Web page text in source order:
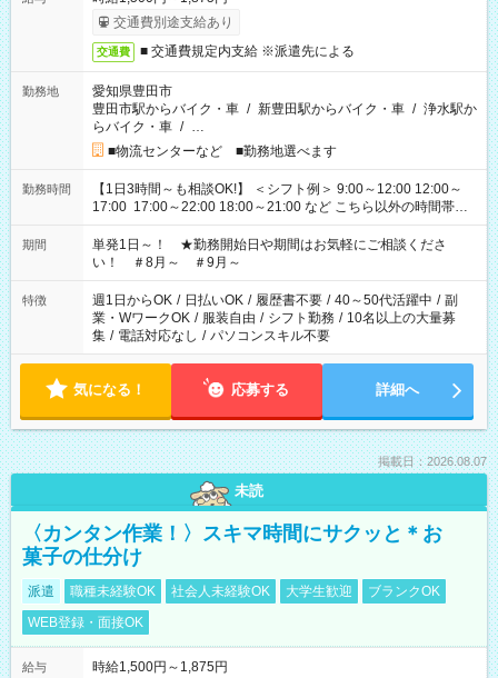
交通費別途支給あり
交通費 ■ 交通費規定内支給 ※派遣先による
勤務地
愛知県豊田市
豊田市駅からバイク・車 / 新豊田駅からバイク・車 / 浄水駅か
らバイク・車 / …
■物流センターなど ■勤務地選べます
勤務時間
【1日3時間～も相談OK!】 ＜シフト例＞ 9:00～12:00 12:00～
17:00 17:00～22:00 18:00～21:00 など こちら以外の時間帯も
お気軽にご相談ください！
期間
単発1日～！ ★勤務開始日や期間はお気軽にご相談くださ
い！ ＃8月～ ＃9月～
特徴 週1日からOK / 日払いOK / 履歴書不要 / 40～50代活躍中 / 副
業・WワークOK / 服装自由 / シフト勤務 / 10名以上の大量募
集 / 電話対応なし / パソコンスキル不要
気になる！ 応募する 詳細へ
掲載日：2026.08.07
未読
〈カンタン作業！〉スキマ時間にサクッと＊お
菓子の仕分け
派遣 職種未経験OK 社会人未経験OK 大学生歓迎
ブランクOK
WEB登録・面接OK
給与 時給1,500円～1,875円